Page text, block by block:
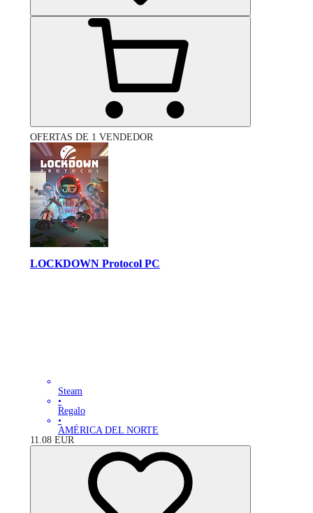
OFERTAS DE 1 VENDEDOR
LOCKDOWN Protocol PC
Steam
•
Regalo
•
AMÉRICA DEL NORTE
11.08 EUR